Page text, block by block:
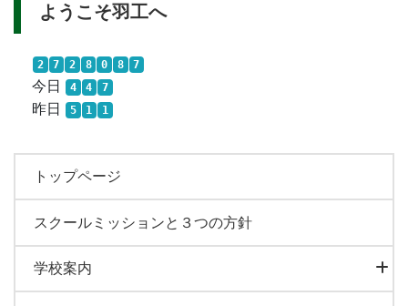
ようこそ羽工へ
2 7 2 8 0 8 7
今日 4 4 7
昨日 5 1 1
トップページ
スクールミッションと３つの方針
学校案内